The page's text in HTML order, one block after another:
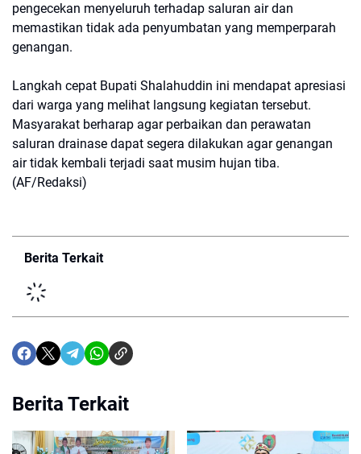
pengecekan menyeluruh terhadap saluran air dan
memastikan tidak ada penyumbatan yang memperparah
genangan.
Langkah cepat Bupati Shalahuddin ini mendapat apresiasi
dari warga yang melihat langsung kegiatan tersebut.
Masyarakat berharap agar perbaikan dan perawatan
saluran drainase dapat segera dilakukan agar genangan
air tidak kembali terjadi saat musim hujan tiba.
(AF/Redaksi)
Berita Terkait
Berita Terkait